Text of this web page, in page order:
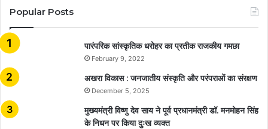
Popular Posts
​​​​​​​पारंपरिक सांस्कृतिक धरोहर का प्रतीक राजकीय गमछा
February 9, 2022
अखरा विकास : जनजातीय संस्कृति और परंपराओं का संरक्षण
December 5, 2025
मुख्यमंत्री विष्णु देव साय ने पूर्व प्रधानमंत्री डॉ. मनमोहन सिंह
के निधन पर किया दुःख व्यक्त